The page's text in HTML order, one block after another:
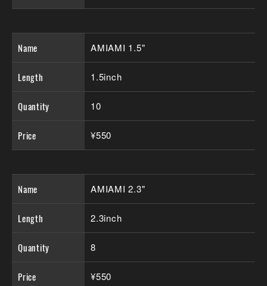
Name AMIAMI 1.5"
Length 1.5inch
Quantity 10
Price ¥550
Name AMIAMI 2.3"
Length 2.3inch
Quantity 8
Price ¥550